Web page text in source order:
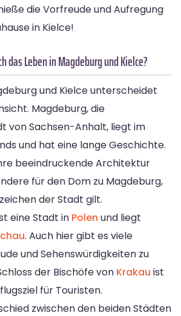
die Vorfreude und Aufregung
in Kielce!
das Leben in Magdeburg und Kielce?
und Kielce unterscheidet
Magdeburg, die
von Sachsen-Anhalt, liegt im
und hat eine lange Geschichte.
beeindruckende Architektur
für den Dom zu Magdeburg,
der Stadt gilt.
eine Stadt in Polen und liegt
. Auch hier gibt es viele
und Sehenswürdigkeiten zu
der Bischöfe von Krakau ist
für Touristen.
zwischen den beiden Städten